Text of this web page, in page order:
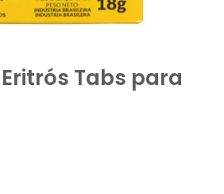
Tabs para